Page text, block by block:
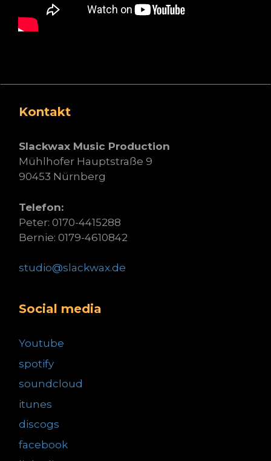
Kontakt
Slackwax Music Production
Mühlhofer Hauptstraße 9
90453 Nürnberg
Telefon:
Peter: 0170-4415288
Bernie: 0179-4610842
studio@slackwax.de
Social media
Youtube
spotify
soundcloud
itunes
discogs
facebook